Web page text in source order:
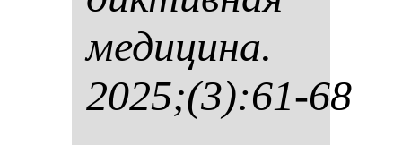
ме­ди­ци­на.
2025;(3):61-68